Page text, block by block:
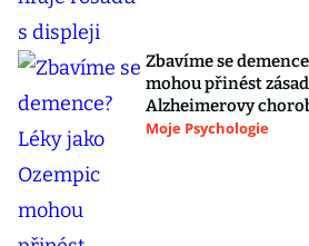
Zbavíme se
mohou přinést
Alzheimerovy
Moje Psychologie